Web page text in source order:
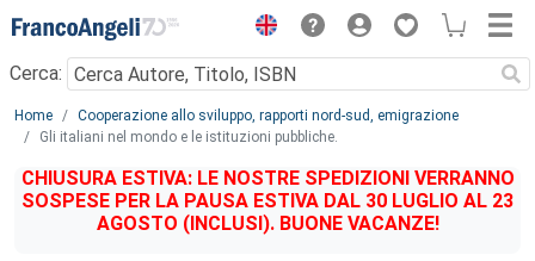
Menu
Cerca:
Main content
Home
Cooperazione allo sviluppo, rapporti nord-sud, emigrazione
Gli italiani nel mondo e le istituzioni pubbliche.
CHIUSURA ESTIVA: LE NOSTRE SPEDIZIONI VERRANNO
SOSPESE PER LA PAUSA ESTIVA DAL 30 LUGLIO AL 23
AGOSTO (INCLUSI). BUONE VACANZE!